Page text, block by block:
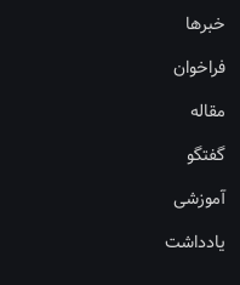
خبرها
فراخوان
مقاله
گفتگو
آموزشی
یادداشت